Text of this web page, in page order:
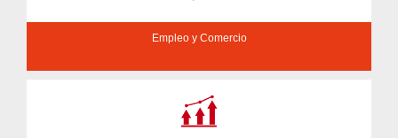
Empleo y Comercio